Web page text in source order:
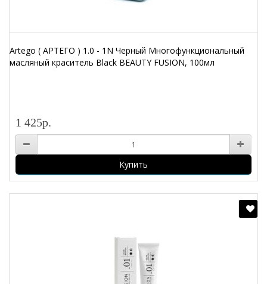
Artego ( АРТЕГО ) 1.0 - 1N Черный Многофункциональный
масляный краситель Black BEAUTY FUSION, 100мл
1 425р.
Купить